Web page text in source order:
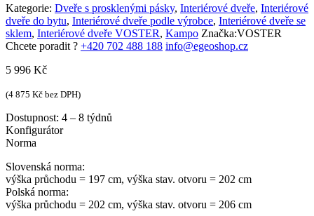
Kategorie: Dveře s prosklenými pásky, Interiérové dveře, Interiérové
dveře do bytu, Interiérové dveře podle výrobce, Interiérové dveře se
sklem, Interiérové dveře VOSTER, Kampo Značka:VOSTER
Chcete poradit ? +420 702 488 188 info@egeoshop.cz
5 996 Kč
(4 875 Kč bez DPH)
Dostupnost: 4 – 8 týdnů
Konfigurátor
Norma
Slovenská norma:
výška průchodu = 197 cm, výška stav. otvoru = 202 cm
Polská norma:
výška průchodu = 202 cm, výška stav. otvoru = 206 cm